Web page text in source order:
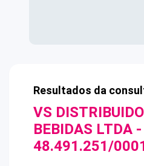
Resultados da
VS
BEBIDAS LTDA
48.491.251/